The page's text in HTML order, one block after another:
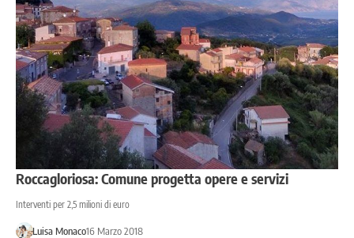
Roccagloriosa: Comune progetta opere e servizi
Interventi per 2,5 milioni di euro
Luisa Monaco16 Marzo 2018